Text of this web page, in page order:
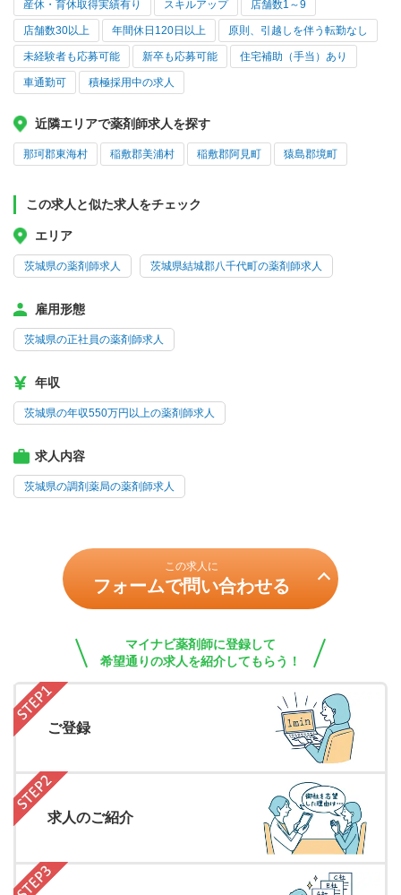
産休・育休取得実績有り スキルアップ 店舗数1～9
店舗数30以上 年間休日120日以上 原則、引越しを伴う転勤なし
未経験者も応募可能 新卒も応募可能 住宅補助（手当）あり
車通勤可 積極採用中の求人
近隣エリアで薬剤師求人を探す
那珂郡東海村 稲敷郡美浦村 稲敷郡阿見町 猿島郡境町
この求人と似た求人をチェック
エリア
茨城県の薬剤師求人 茨城県結城郡八千代町の薬剤師求人
雇用形態
茨城県の正社員の薬剤師求人
年収
茨城県の年収550万円以上の薬剤師求人
求人内容
茨城県の調剤薬局の薬剤師求人
この求人に
フォームで問い合わせる
マイナビ薬剤師に登録して
希望通りの求人を紹介してもらう！
ご登録
求人のご紹介